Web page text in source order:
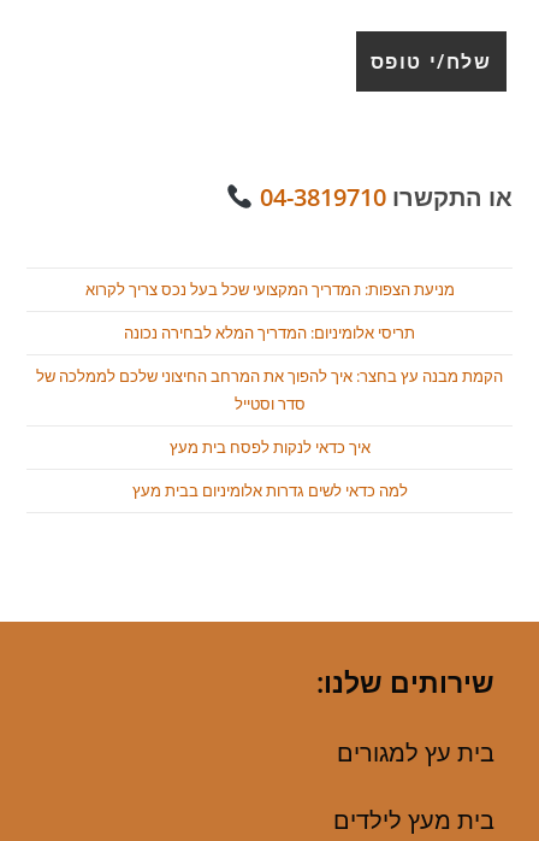
או התקשרו04-3819710
מניעת הצפות: המדריך המקצועי שכל בעל נכס צריך לקרוא
תריסי אלומיניום: המדריך המלא לבחירה נכונה
הקמת מבנה עץ בחצר: איך להפוך את המרחב החיצוני שלכם לממלכה של
סדר וסטייל
איך כדאי לנקות לפסח בית מעץ
למה כדאי לשים גדרות אלומיניום בבית מעץ
שירותים שלנו:
בית עץ למגורים
בית מעץ לילדים